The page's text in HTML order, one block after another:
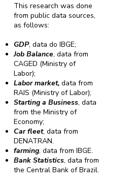
This research was done
from public data sources,
as follows:
GDP, data do IBGE;
Job Balance, data from
CAGED (Ministry of
Labor);
Labor market,data from
RAIS (Ministry of Labor);
Starting a Business, data
from the Ministry of
Economy;
Car fleet, data from
DENATRAN.
farming, data from IBGE.
Bank Statistics, data from
the Central Bank of Brazil.